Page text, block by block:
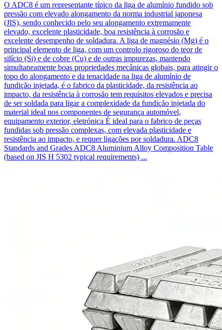
O ADC8 é um representante típico da liga de alumínio fundido sob
pressão com elevado alongamento da norma industrial japonesa
(JIS), sendo conhecido pelo seu alongamento extremamente
elevado, excelente plasticidade, boa resistência à corrosão e
excelente desempenho de soldadura. A liga de magnésio (Mg) é o
principal elemento de liga, com um controlo rigoroso do teor de
silício (Si) e de cobre (Cu) e de outras impurezas, mantendo
simultaneamente boas propriedades mecânicas globais, para atingir o
topo do alongamento e da tenacidade na liga de alumínio de
fundição injetada, é o fabrico da plasticidade, da resistência ao
impacto, da resistência à corrosão tem requisitos elevados e precisa
de ser soldada para ligar a complexidade da fundição injetada do
material ideal nos componentes de segurança automóvel,
equipamento exterior, eletrónica É ideal para o fabrico de peças
fundidas sob pressão complexas, com elevada plasticidade e
resistência ao impacto, e requer ligações por soldadura. ADC8
Standards and Grades ADC8 Aluminium Alloy Composition Table
(based on JIS H 5302 typical requirements) ...